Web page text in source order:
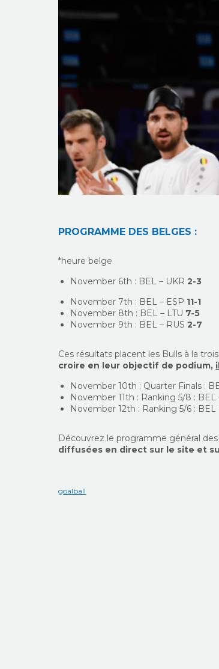
PROGRAMME DES BELGES :
*heure belge
November 6th : BEL – UKR2-3
November 7th : BEL – ESP 11-1
November 8th : BEL – LTU 7-5
November 9th : BEL – RUS2-7
Ces résultats placent les Bulls à la
croire en leur objectif de podium,
November 10th : Quarter Finals :
November 11th : Ranking 5/8 : BEL
November 12th : Ranking 5/6 : BEL
Découvrez le programme général
diffusées en direct sur le site et
goalball